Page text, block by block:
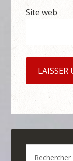
Site web